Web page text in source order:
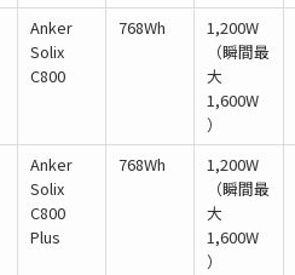
Anker
Solix
C800
768Wh
1,200W
（瞬間最
大
1,600W
）
Anker
Solix
C800
Plus
768Wh
1,200W
（瞬間最
大
1,600W
）